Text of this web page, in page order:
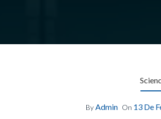
By Admin On 13 De